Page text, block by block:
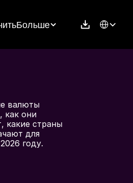
Больше Select
валюты
как они
какие страны
для
году.